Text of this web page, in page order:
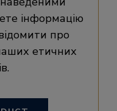
інформацію
про
етичних